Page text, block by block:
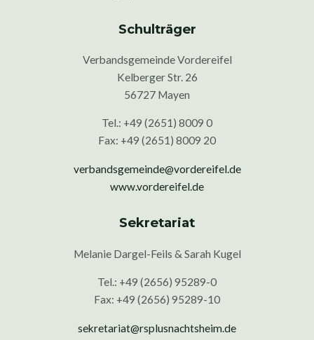
Schulträger
Verbandsgemeinde Vordereifel
Kelberger Str. 26
56727 Mayen
Tel.: +49 (2651) 8009 0
Fax: +49 (2651) 8009 20
verbandsgemeinde@vordereifel.de
www.vordereifel.de
Sekretariat
Melanie Dargel-Feils & Sarah Kugel
Tel.: +49 (2656) 95289-0
Fax: +49 (2656) 95289-10
sekretariat@rsplusnachtsheim.de